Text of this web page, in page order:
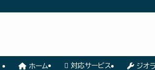
ホーム 対応サービス ジオ